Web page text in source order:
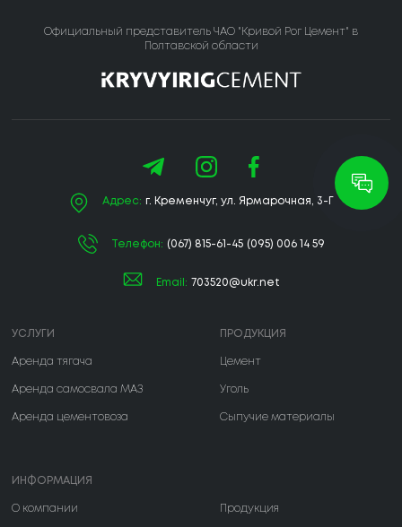
Официальный представитель ЧАО "Кривой Рог Цемент" в
Полтавской области
Адрес: г. Кременчуг, ул. Ярмарочная, 3-Г
Телефон: (067) 815-61-45 (095) 006 14 59
Email: 703520@ukr.net
УСЛУГИ
Аренда тягача
Аренда самосвала МАЗ
Аренда цементовоза
ПРОДУКЦИЯ
Цемент
Уголь
Сыпучие материалы
ИНФОРМАЦИЯ
О компании Продукция